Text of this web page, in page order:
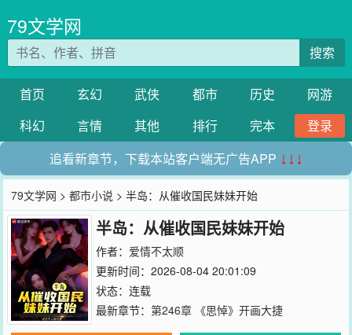
79文学网
搜索
首页 玄幻 武侠 都市 历史
网游
科幻
言情 其他 排行 完本
登录
追看新章节，下载本站客户端无广告APP ↓↓↓
79文学网 >都市小说 > 半岛：从催收国民妹妹开始
半岛：从催收国民妹妹开始
作者： 爱情不太顺
更新时间：2026-08-04 20:01:09
状态：连载
最新章节： 第246章 《思悼》开画大捷